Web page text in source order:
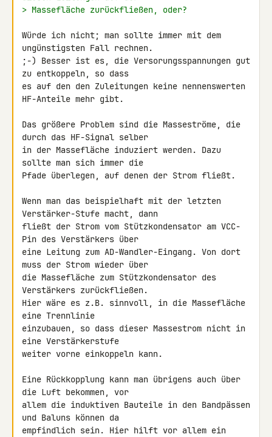
> Massefläche zurückfließen, oder?
Würde ich nicht; man sollte immer mit dem
ungünstigsten Fall rechnen.
;-) Besser ist es, die Versorungsspannungen gut
zu entkoppeln, so dass
es auf den den Zuleitungen keine nennenswerten
HF-Anteile mehr gibt.
Das größere Problem sind die Masseströme, die
durch das HF-Signal selber
in der Massefläche induziert werden. Dazu
sollte man sich immer die
Pfade überlegen, auf denen der Strom fließt.
Wenn man das beispielhaft mit der letzten
Verstärker-Stufe macht, dann
fließt der Strom vom Stützkondensator am VCC-
Pin des Verstärkers über
eine Leitung zum AD-Wandler-Eingang. Von dort
muss der Strom wieder über
die Massefläche zum Stützkondensator des
Verstärkers zurückfließen.
Hier wäre es z.B. sinnvoll, in die Massefläche
eine Trennlinie
einzubauen, so dass dieser Massestrom nicht in
eine Verstärkerstufe
weiter vorne einkoppeln kann.
Eine Rückkopplung kann man übrigens auch über
die Luft bekommen, vor
allem die induktiven Bauteile in den Bandpässen
und Baluns können da
empfindlich sein. Hier hilft vor allem ein